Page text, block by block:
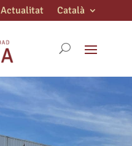
Actualitat Català